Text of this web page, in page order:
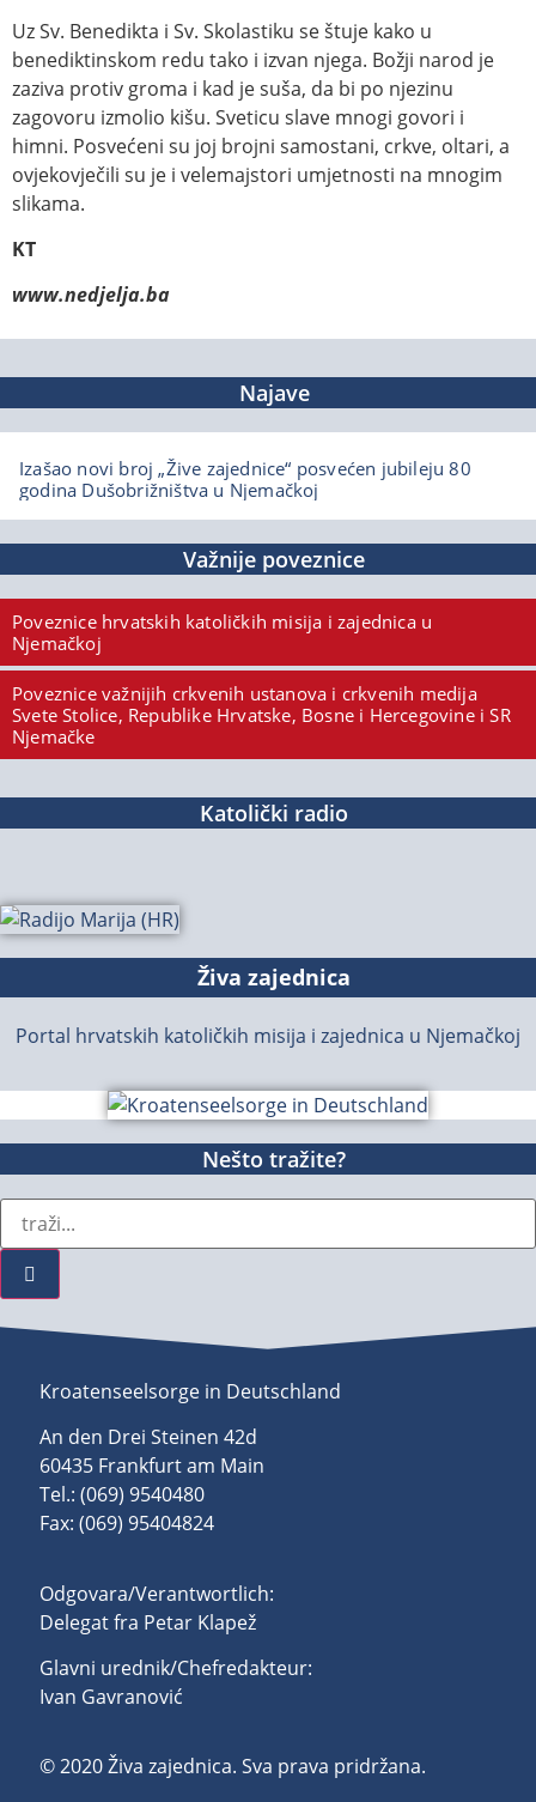
Uz Sv. Benedikta i Sv. Skolastiku se štuje kako u
benediktinskom redu tako i izvan njega. Božji narod je
zaziva protiv groma i kad je suša, da bi po njezinu
zagovoru izmolio kišu. Sveticu slave mnogi govori i
himni. Posvećeni su joj brojni samostani, crkve, oltari, a
ovjekovječili su je i velemajstori umjetnosti na mnogim
slikama.
KT
www.nedjelja.ba
Najave
Izašao novi broj „Žive zajednice“ posvećen jubileju 80
godina Dušobrižništva u Njemačkoj
Važnije poveznice
Poveznice hrvatskih katoličkih misija i zajednica u
Njemačkoj
Poveznice važnijih crkvenih ustanova i crkvenih medija
Svete Stolice, Republike Hrvatske, Bosne i Hercegovine i SR
Njemačke
Katolički radio
Živa zajednica
Portal hrvatskih katoličkih misija i zajednica u Njemačkoj
Nešto tražite?
Kroatenseelsorge in Deutschland
An den Drei Steinen 42d
60435 Frankfurt am Main
Tel.: (069) 9540480
Fax: (069) 95404824
Odgovara/Verantwortlich:
Delegat fra Petar Klapež
Glavni urednik/Chefredakteur:
Ivan Gavranović
© 2020 Živa zajednica. Sva prava pridržana.